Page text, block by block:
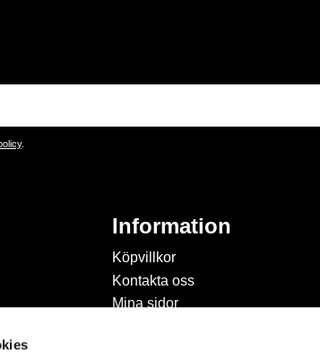
.
Information
Köpvillkor
Kontakta oss
Mina sidor